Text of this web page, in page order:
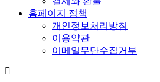
홈페이지 정책
개인정보처리방침
이용약관
이메일무단수집거부